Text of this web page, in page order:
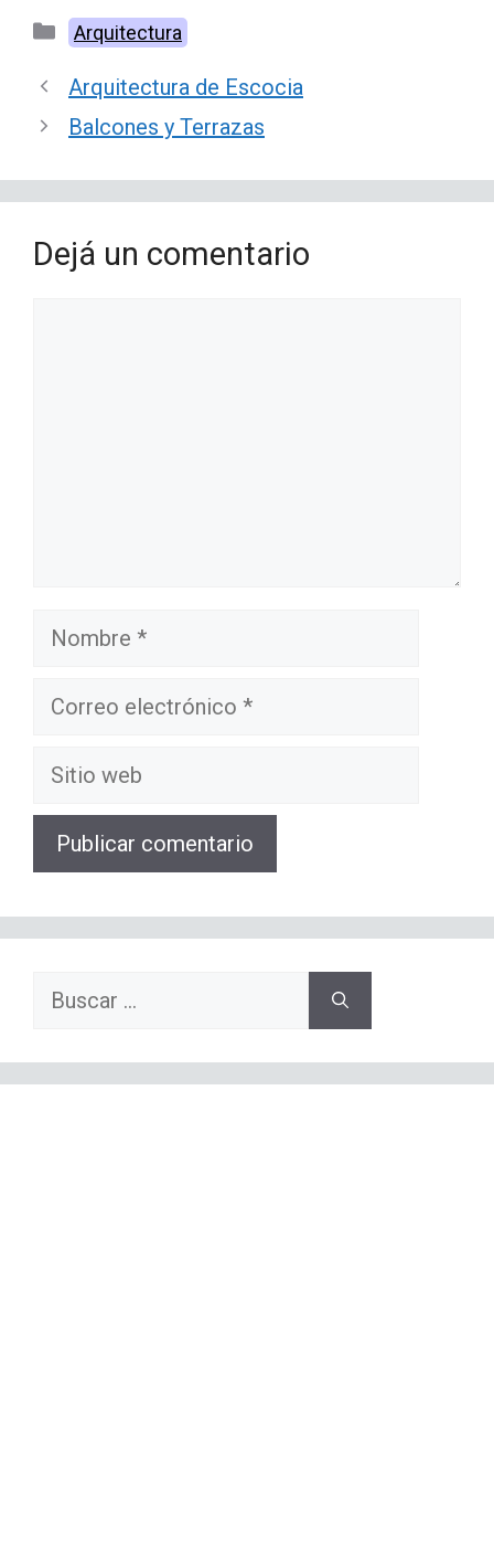
Categorías
Arquitectura
Arquitectura de Escocia
Balcones y Terrazas
Dejá un comentario
Nombre
Correo
Sitio
Buscar: